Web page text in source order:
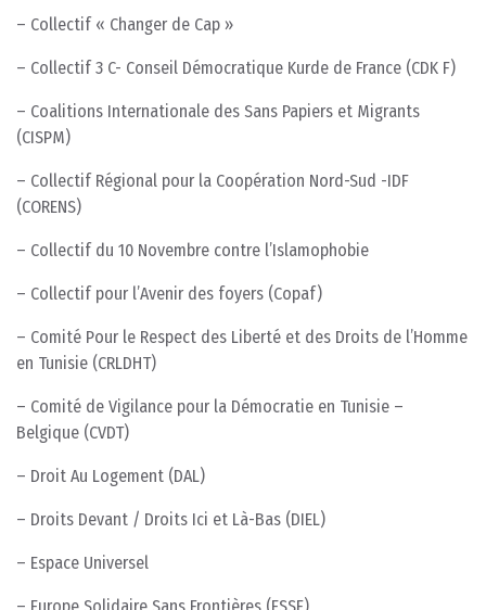
– Collectif « Changer de Cap »
– Collectif 3 C- Conseil Démocratique Kurde de France (CDK F)
– Coalitions Internationale des Sans Papiers et Migrants
(CISPM)
– Collectif Régional pour la Coopération Nord-Sud -IDF
(CORENS)
– Collectif du 10 Novembre contre l’Islamophobie
– Collectif pour l’Avenir des foyers (Copaf)
– Comité Pour le Respect des Liberté et des Droits de l’Homme
en Tunisie (CRLDHT)
– Comité de Vigilance pour la Démocratie en Tunisie –
Belgique (CVDT)
– Droit Au Logement (DAL)
– Droits Devant / Droits Ici et Là-Bas (DIEL)
– Espace Universel